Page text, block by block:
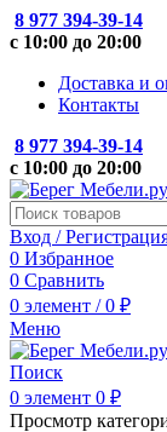
8 977 394-39-14
с 10:00 до 20:00
Доставка и
Контакты
8 977 394-39-14
с 10:00 до 20:00
Вход /
0 Избранное
0 Сравнить
0 элемент / 0 ₽
Меню
Поиск
0 элемент 0 ₽
Просмотр